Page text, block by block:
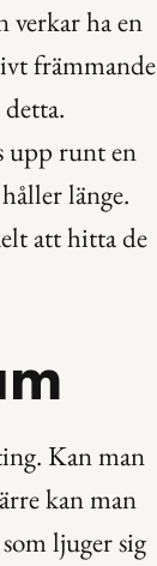
verkar ha en
främmande
upp runt en
länge.
att hitta de
Kan man
kan man
ljuger sig